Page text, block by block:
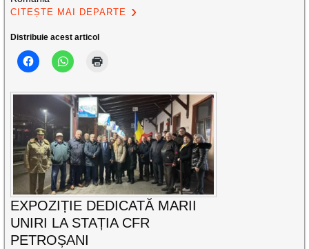
CITEȘTE MAI DEPARTE
Distribuie acest articol
EXPOZIȚIE DEDICATĂ MARII
UNIRI LA STAȚIA CFR
PETROȘANI